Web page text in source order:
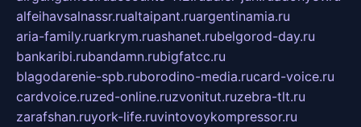
alfeihavsalnassr.rualtaipant.ruargentinamia.ru
aria-family.ruarkrym.ruashanet.rubelgorod-day.ru
bankaribi.rubandamn.rubigfatcc.ru
blagodarenie-spb.ruborodino-media.rucard-voice.ru
cardvoice.ruzed-online.ruzvonitut.ruzebra-tlt.ru
zarafshan.ruyork-life.ruvintovoykompressor.ru